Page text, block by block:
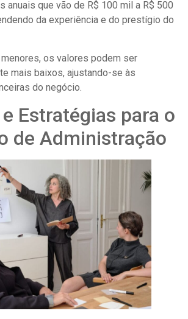
anuais que vão de R$ 100 mil a R$ 500
da experiência e do prestígio do
os valores podem ser
mais baixos, ajustando-se às
do negócio.
Estratégias para o
de Administração